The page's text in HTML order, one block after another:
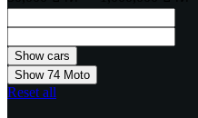
Show 74 Moto
Reset all